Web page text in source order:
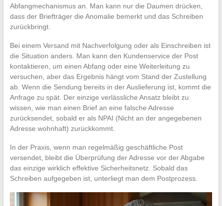
Abfangmechanismus an. Man kann nur die Daumen drücken,
dass der Briefträger die Anomalie bemerkt und das Schreiben
zurückbringt.
Bei einem Versand mit Nachverfolgung oder als Einschreiben ist
die Situation anders. Man kann den Kundenservice der Post
kontaktieren, um einen Abfang oder eine Weiterleitung zu
versuchen, aber das Ergebnis hängt vom Stand der Zustellung
ab. Wenn die Sendung bereits in der Auslieferung ist, kommt die
Anfrage zu spät. Der einzige verlässliche Ansatz bleibt zu
wissen, wie man einen Brief an eine falsche Adresse
zurücksendet, sobald er als NPAI (Nicht an der angegebenen
Adresse wohnhaft) zurückkommt.
In der Praxis, wenn man regelmäßig geschäftliche Post
versendet, bleibt die Überprüfung der Adresse vor der Abgabe
das einzige wirklich effektive Sicherheitsnetz. Sobald das
Schreiben aufgegeben ist, unterliegt man dem Postprozess.